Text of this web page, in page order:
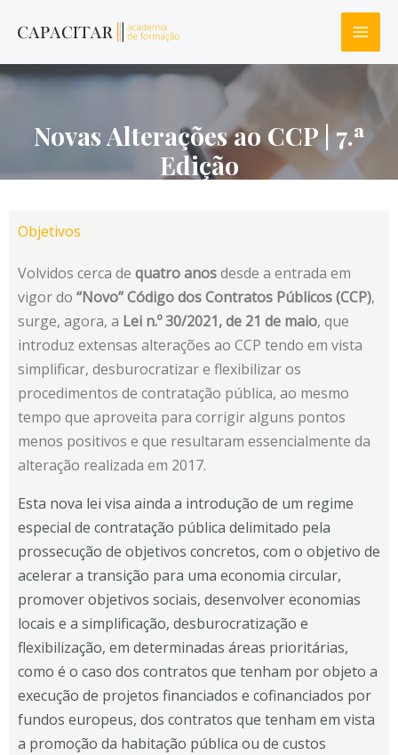
Novas Alterações ao CCP | 7.ª
Edição
Objetivos
Volvidos cerca de quatro anosdesde a entrada em
vigor do “Novo” Código dos Contratos Públicos (CCP),
surge, agora, a Lei n.º 30/2021, de 21 de maio, que
introduz extensas alterações ao CCP tendo em vista
simplificar, desburocratizar e flexibilizar os
procedimentos de contratação pública, ao mesmo
tempo que aproveita para corrigir alguns pontos
menos positivos e que resultaram essencialmente da
alteração realizada em 2017.
Esta nova lei visa ainda a introdução de um regime
especial de contratação pública delimitado pela
prossecução de objetivos concretos, com o objetivo de
acelerar a transição para uma economia circular,
promover objetivos sociais, desenvolver economias
locais e a simplificação, desburocratização e
flexibilização, em determinadas áreas prioritárias,
como é o caso dos contratos que tenham por objeto a
execução de projetos financiados e cofinanciados por
fundos europeus, dos contratos que tenham em vista
a promoção da habitação pública ou de custos